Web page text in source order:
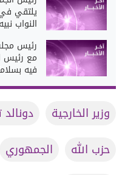
يلتقي
النواب
رئيس
مع رئيس
فيه
وزير الخارجية
حزب الله
الجمهوري